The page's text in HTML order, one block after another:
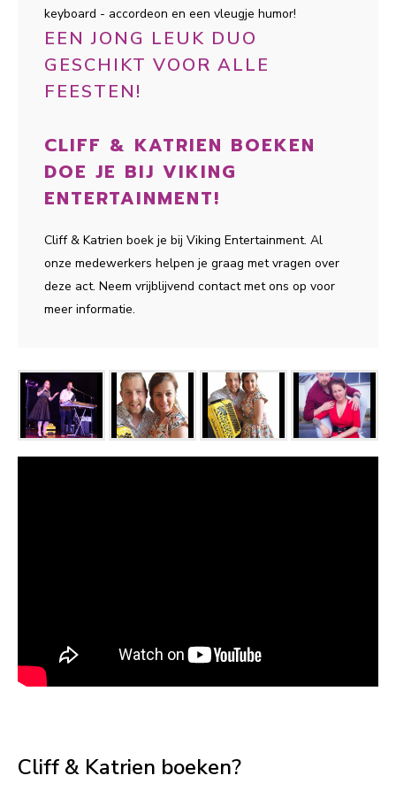
keyboard - accordeon en een vleugje humor!
EEN JONG LEUK DUO
GESCHIKT VOOR ALLE
FEESTEN!
CLIFF & KATRIEN BOEKEN
DOE JE BIJ VIKING
ENTERTAINMENT!
Cliff & Katrien boek je bij Viking Entertainment. Al
onze medewerkers helpen je graag met vragen over
deze act. Neem vrijblijvend contact met ons op voor
meer informatie.
Cliff & Katrien boeken?